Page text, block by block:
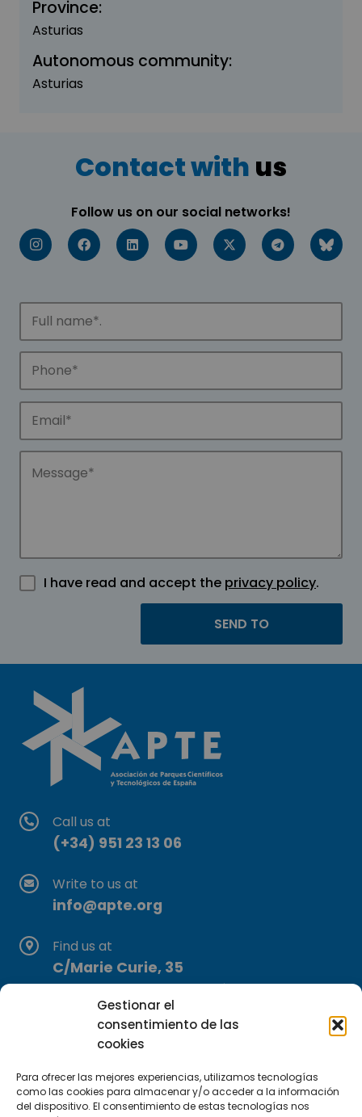
Gestionar el
consentimiento de las
cookies
Para ofrecer las mejores experiencias, utilizamos tecnologías
como las cookies para almacenar y/o acceder a la información
del dispositivo. El consentimiento de estas tecnologías nos
Province:
Asturias
Autonomous community:
Asturias
Contact with us
Follow us on our social networks!
I have read and accept the privacy policy.
Call us at
(+34) 951 23 13 06
Write to us at
info@apte.org
Find us at
C/Marie Curie, 35
29590 Campanillas, Málaga